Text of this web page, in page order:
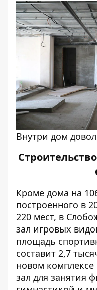
Внутри дом
Кроме дома на
построенного в
220 мест, в
зал игровых
площадь
составит 2,7
новом
зал для занятия